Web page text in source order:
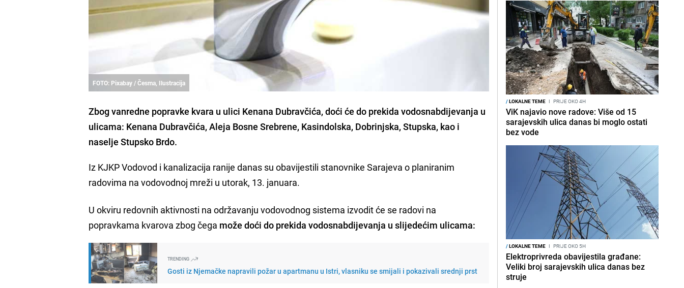
FOTO: Pixabay / Česma, Ilustracija
Zbog vanredne popravke kvara u ulici Kenana Dubravčića, doći će do prekida vodosnabdijevanja u
ulicama: Kenana Dubravčića, Aleja Bosne Srebrene, Kasindolska, Dobrinjska, Stupska, kao i
naselje Stupsko Brdo.
Iz KJKP Vodovod i kanalizacija ranije danas su obavijestili stanovnike Sarajeva o planiranim
radovima na vodovodnoj mreži u utorak, 13. januara.
U okviru redovnih aktivnosti na održavanju vodovodnog sistema izvodit će se radovi na
popravkama kvarova zbog čega može doći do prekida vodosnabdijevanja u slijedećim ulicama:
TRENDING
Gosti iz Njemačke napravili požar u apartmanu u Istri, vlasniku se smijali i pokazivali srednji prst
/LOKALNE TEME I PRIJE OKO 4H
ViK najavio nove radove: Više od 15
sarajevskih ulica danas bi moglo ostati
bez vode
/LOKALNE TEME I PRIJE OKO 5H
Elektroprivreda obavijestila građane:
Veliki broj sarajevskih ulica danas bez
struje